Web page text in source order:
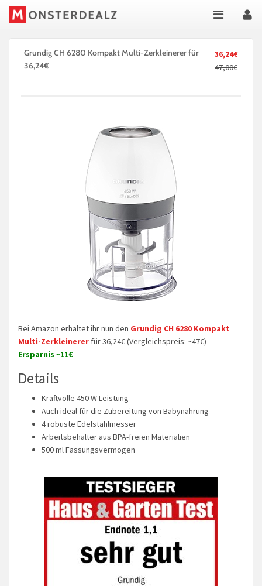
36,24€
47,00€
Grundig CH 6280 Kompakt Multi-Zerkleinerer für
36,24€
Bei Amazon erhaltet ihr nun den Grundig CH 6280 Kompakt
Multi-Zerkleinerer für 36,24€ (Vergleichspreis: ~47€)
Ersparnis ~11€
Details
Kraftvolle 450 W Leistung
Auch ideal für die Zubereitung von Babynahrung
4 robuste Edelstahlmesser
Arbeitsbehälter aus BPA-freien Materialien
500 ml Fassungsvermögen